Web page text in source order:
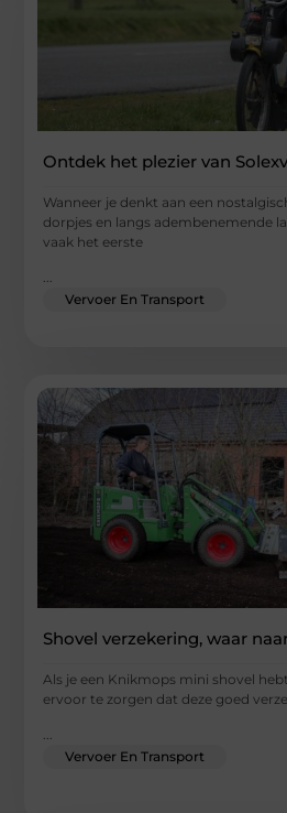
Ontdek het plezier van
Wanneer je denkt aan een
dorpjes en langs adembenemende
vaak het eerste
...
Vervoer En Transport
Shovel verzekering, waar
Als je een Knikmops mini shovel
ervoor te zorgen dat deze goed
...
Vervoer En Transport